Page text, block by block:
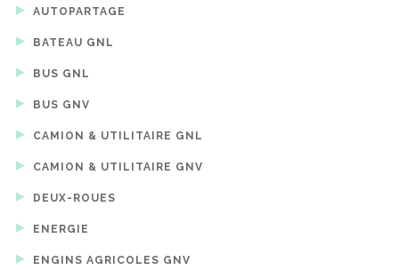
AUTOPARTAGE
BATEAU GNL
BUS GNL
BUS GNV
CAMION & UTILITAIRE GNL
CAMION & UTILITAIRE GNV
DEUX-ROUES
ENERGIE
ENGINS AGRICOLES GNV